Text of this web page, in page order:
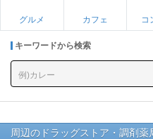
グルメ カフェ コ
キーワードから検索
周辺のドラッグストア・調剤薬